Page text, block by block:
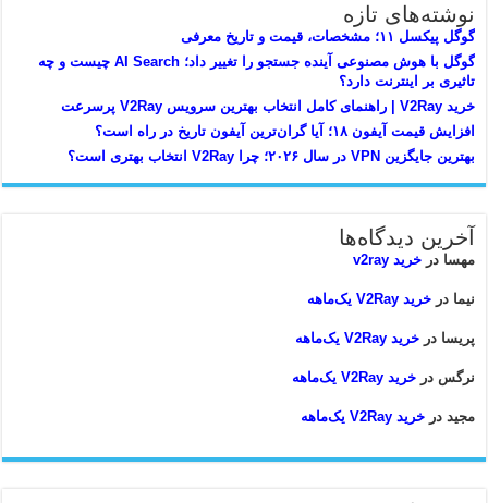
نوشته‌های تازه
گوگل پیکسل ۱۱؛ مشخصات، قیمت و تاریخ معرفی
گوگل با هوش مصنوعی آینده جستجو را تغییر داد؛ AI Search چیست و چه
تاثیری بر اینترنت دارد؟
خرید V2Ray | راهنمای کامل انتخاب بهترین سرویس V2Ray پرسرعت
افزایش قیمت آیفون ۱۸؛ آیا گران‌ترین آیفون تاریخ در راه است؟
بهترین جایگزین VPN در سال ۲۰۲۶؛ چرا V2Ray انتخاب بهتری است؟
آخرین دیدگاه‌ها
مهسا درخرید v2ray
نیما درخرید V2Ray یک‌ماهه
پریسا درخرید V2Ray یک‌ماهه
نرگس درخرید V2Ray یک‌ماهه
مجید درخرید V2Ray یک‌ماهه